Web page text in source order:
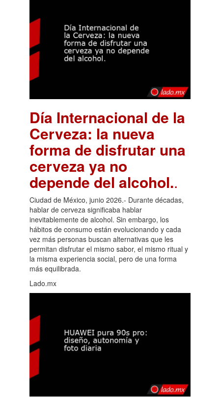
Día Internacional de la
Cerveza: la nueva
forma de disfrutar una
cerveza ya no
depende del alcohol..
Ciudad de México, junio 2026.- Durante décadas,
hablar de cerveza significaba hablar
inevitablemente de alcohol. Sin embargo, los
hábitos de consumo están evolucionando y cada
vez más personas buscan alternativas que les
permitan disfrutar el mismo sabor, el mismo ritual y
la misma experiencia social, pero de una forma
más equilibrada.
Lado.mx